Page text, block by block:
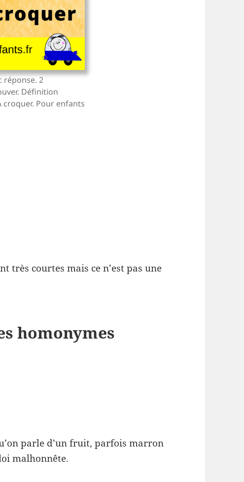
réponse. 2
Définition
croquer. Pour enfants
très courtes mais ce n’est pas une
homonymes
parle d’un fruit, parfois marron
malhonnête.